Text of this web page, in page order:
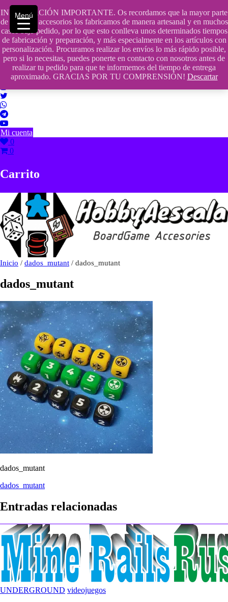
INFORMACIÓN IMPORTANTE. Os recordamos que la mayor parte
de nuestros accesorios los fabricamos de manera artesanal y en muchos
casos bajo pedido, por lo que esto conlleva unos determinados tiempos
de fabricación y preparación, y más especialmente en los artículos con
personalización. Procuramos realizar los envíos lo más rápido posible,
pero si lo necesitas, puedes ponerte en contacto con nosotros antes de
realizar tu pedido para que te informemos del tiempo de entrega
aproximado. GRACIAS POR TU COMPRENSIÓN! Descartar
Saltar
contenido
609241475 SOLO DE 10:00 a 14:00
info@hobbyaescala.com
San Fernando de Henares
10:00 - 14:00
Mi cuenta
0
0
Carrito
Inicio / dados_mutant / dados_mutant
dados_mutant
dados_mutant
Navegación
de
entradas
dados_mutant
Entradas relacionadas
UNDERGROUND videojuegos
Menú